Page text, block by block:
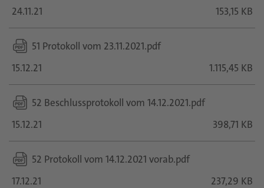
24.11.21
153,15 KB
51 Protokoll vom 23.11.2021.pdf
15.12.21
1.115,45 KB
52 Beschlussprotokoll vom 14.12.2021.pdf
15.12.21
398,71 KB
52 Protokoll vom 14.12.2021 vorab.pdf
17.12.21
237,29 KB